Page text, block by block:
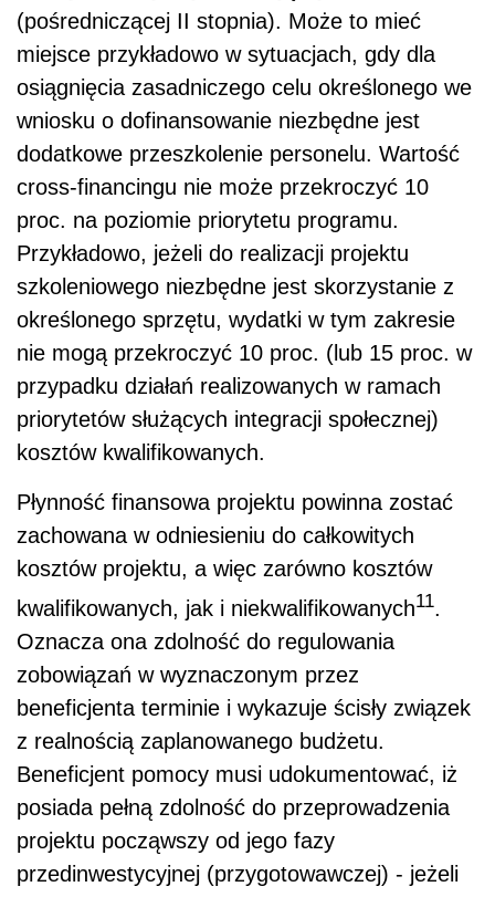
(pośredniczącej II stopnia). Może to mieć
miejsce przykładowo w sytuacjach, gdy dla
osiągnięcia zasadniczego celu określonego we
wniosku o dofinansowanie niezbędne jest
dodatkowe przeszkolenie personelu. Wartość
cross-financingu nie może przekroczyć 10
proc. na poziomie priorytetu programu.
Przykładowo, jeżeli do realizacji projektu
szkoleniowego niezbędne jest skorzystanie z
określonego sprzętu, wydatki w tym zakresie
nie mogą przekroczyć 10 proc. (lub 15 proc. w
przypadku działań realizowanych w ramach
priorytetów służących integracji społecznej)
kosztów kwalifikowanych.
Płynność finansowa projektu powinna zostać
zachowana w odniesieniu do całkowitych
kosztów projektu, a więc zarówno kosztów
kwalifikowanych, jak i niekwalifikowanych11.
Oznacza ona zdolność do regulowania
zobowiązań w wyznaczonym przez
beneficjenta terminie i wykazuje ścisły związek
z realnością zaplanowanego budżetu.
Beneficjent pomocy musi udokumentować, iż
posiada pełną zdolność do przeprowadzenia
projektu począwszy od jego fazy
przedinwestycyjnej (przygotowawczej) - jeżeli